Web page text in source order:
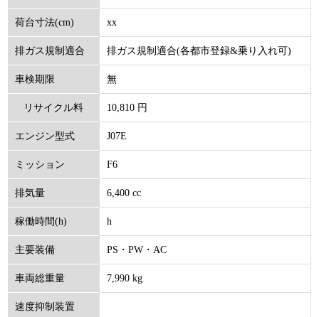
荷台寸法(cm) xx
排ガス規制適合 排ガス規制適合(各都市登録&乗り入れ可)
車検期限 無
リサイクル料
(円)
10,810 円
エンジン型式 J07E
ミッション F6
排気量 6,400 cc
稼働時間(h) h
主要装備 PS・PW・AC
車両総重量 7,990 kg
速度抑制装置